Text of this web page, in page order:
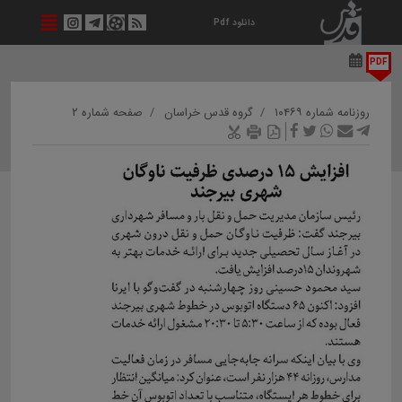
دانلود Pdf
PDF
روزنامه شماره ۱۰۴۶۹ گروه قدس خراسان صفحه شماره ۲